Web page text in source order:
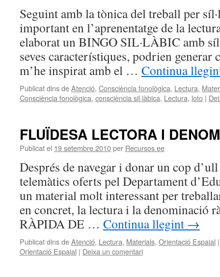
Seguint amb la tònica del treball per
important en l’aprenentatge de la
elaborat un BINGO SIL·LÀBIC amb
seves característiques, podrien
m’he inspirat amb el … Continua
Publicat dins deAtenció, Consciència fonològica, Lectura,
Consciència fonològica, consciència sil·làbica, Lectura, loto |
FLUÏDESA LECTORA I
Publicat el 19 setembre 2010per Recursos ee
Després de navegar i donar un cop
telemàtics oferts pel Departament
un material molt interessant per
en concret, la lectura i la denominació
RÀPIDA DE … Continua llegint →
Publicat dins deAtenció, Lectura, Materials, Orientació Espaial |
Orientació Espaial | Deixa un comentari